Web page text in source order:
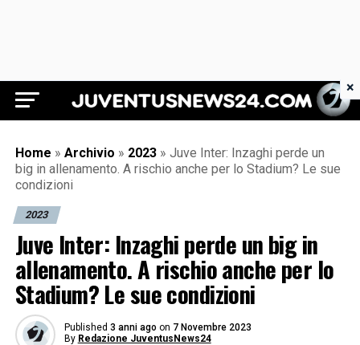
Juventus News 24
Home » Archivio » 2023 » Juve Inter: Inzaghi perde un
big in allenamento. A rischio anche per lo Stadium? Le sue
condizioni
2023
Juve Inter: Inzaghi perde un big in
allenamento. A rischio anche per lo
Stadium? Le sue condizioni
Published 3 anni ago on 7 Novembre 2023
By Redazione JuventusNews24
×